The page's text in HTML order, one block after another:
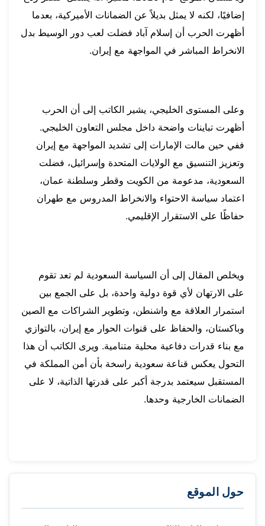
إضافيًا، لكنه لا يمثل بديلاً عن الضمانات الأميركية، بعدما
أظهرت الحرب أن إسلام آباد فضلت لعب دور الوسيط بدل
الانخراط المباشر في المواجهة مع إيران.
وعلى المستوى الخليجي، يشير الكاتب إلى أن الحرب
أظهرت تباينات واضحة داخل مجلس التعاون الخليجي.
ففي حين مالت الإمارات إلى تشديد المواجهة مع إيران
وتعزيز التنسيق مع الولايات المتحدة وإسرائيل، فضلت
السعودية، مدعومة من الكويت وقطر وسلطنة عمان،
اعتماد سياسة الاحتواء والانخراط المدروس مع طهران
حفاظًا على الاستقرار الإقليمي.
ويخلص المقال إلى أن السياسة السعودية لم تعد تقوم
على الارتهان لأي قوة دولية واحدة، بل على الجمع بين
استمرار العلاقة مع واشنطن، وتطوير الشراكات مع الصين
وباكستان، والحفاظ على قنوات الحوار مع إيران، بالتوازي
مع بناء قدرات دفاعية محلية متنامية. ويرى الكاتب أن هذا
التحول يعكس قناعة سعودية راسخة بأن أمن المملكة في
المستقبل سيعتمد بدرجة أكبر على قدرتها الذاتية، لا على
الضمانات الخارجية وحدها.
حول الموقع